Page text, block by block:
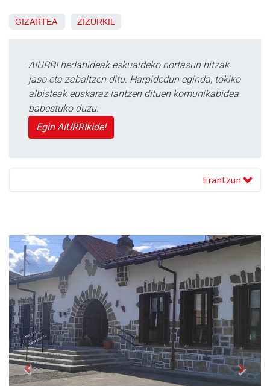
GIZARTEA ZIZURKIL
AIURRI hedabideak eskualdeko nortasun hitzak
jaso eta zabaltzen ditu. Harpidedun eginda, tokiko
albisteak euskaraz lantzen dituen komunikabidea
babestuko duzu.
Egin AIURRIkide!
Erantzun